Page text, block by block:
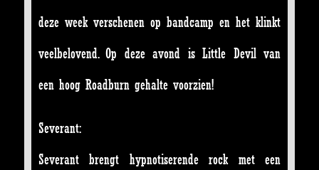
deze week verschenen op bandcamp en het klinkt
veelbelovend. Op deze avond is Little Devil van
een hoog Roadburn gehalte voorzien!
Severant:
Severant brengt hypnotiserende rock met een